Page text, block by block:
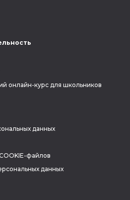
онлайн-курс для школьников
данных
файлов
данных